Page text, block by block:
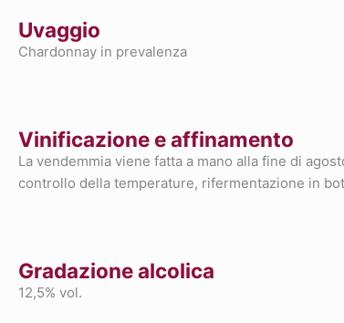
Uvaggio
Chardonnay in prevalenza
Vinificazione e affinamento
La vendemmia viene fatta a mano alla fine di
controllo della temperature, rifermentazione in
Gradazione alcolica
12,5% vol.